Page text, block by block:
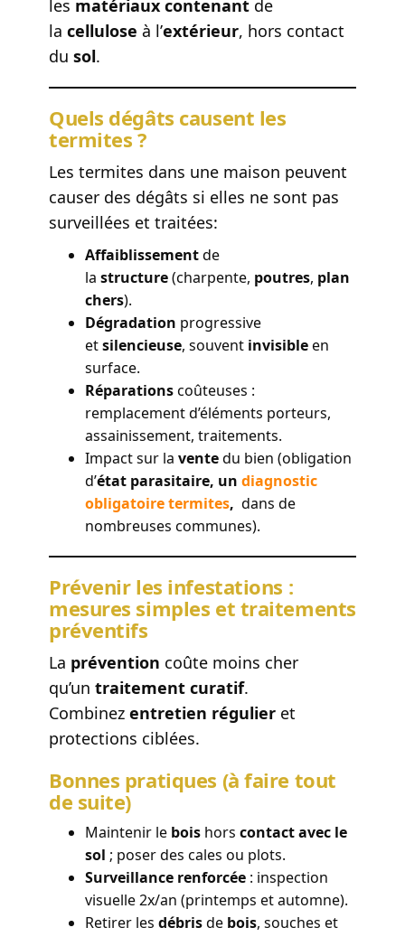
les matériaux contenant de
la cellulose à l’extérieur, hors contact
du sol.
Quels dégâts causent les
termites ?
Les termites dans une maison peuvent
causer des dégâts si elles ne sont pas
surveillées et traitées:
Affaiblissementde
la structure(charpente, poutres, plan
chers).
Dégradation progressive
etsilencieuse, souvent invisibleen
surface.
Réparationscoûteuses :
remplacement d’éléments porteurs,
assainissement, traitements.
Impact sur la ventedu bien (obligation
d’état parasitaire, un diagnostic
obligatoire termites, dans de
nombreuses communes).
Prévenir les infestations :
mesures simples et traitements
préventifs
La prévention coûte moins cher
qu’un traitement curatif.
Combinez entretien régulier et
protections ciblées.
Bonnes pratiques (à faire tout
de suite)
Maintenir le bois hors contact avec le
sol ; poser des cales ou plots.
Surveillance renforcée : inspection
visuelle 2x/an (printemps et automne).
Retirer les débrisde bois, souches et